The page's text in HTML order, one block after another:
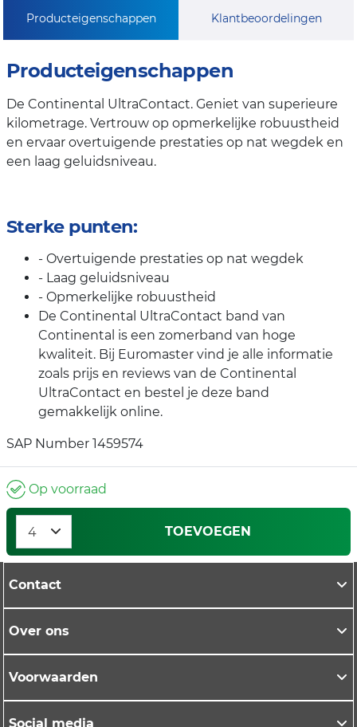
Producteigenschappen Klantbeoordelingen
Producteigenschappen
De Continental UltraContact. Geniet van superieure
kilometrage. Vertrouw op opmerkelijke robuustheid
en ervaar overtuigende prestaties op nat wegdek en
een laag geluidsniveau.
Sterke punten:
- Overtuigende prestaties op nat wegdek
- Laag geluidsniveau
- Opmerkelijke robuustheid
De Continental UltraContact band van
Continental is een zomerband van hoge
kwaliteit. Bij Euromaster vind je alle informatie
zoals prijs en reviews van de Continental
UltraContact en bestel je deze band
gemakkelijk online.
SAP Number 1459574
Op voorraad
TOEVOEGEN
Contact
Over ons
Voorwaarden
Social media